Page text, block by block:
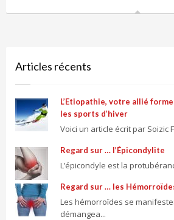
Articles récents
L’Etiopathie, votre allié
les sports d’hiver
Voici un article écrit par Soizic
Regard sur … l’Épicondylite
L’épicondyle est la
Regard sur … les
Les hémorroïdes se
démangea...